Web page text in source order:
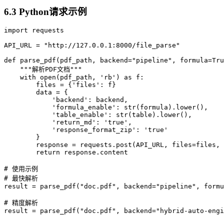
6.3 Python请求示例
import requests
API_URL = "http://127.0.0.1:8000/file_parse"
def parse_pdf(pdf_path, backend="pipeline",
    """解析PDF文档"""
    with open(pdf_path, 'rb') as f:
        files = {'files': f}
        data = {
            'backend': backend,
            'formula_enable': str(formula).lower(),
            'table_enable': str(table).lower(),
            'return_md': 'true',
            'response_format_zip': 'true'
        }
response = requests.post(API_URL, files=files,
        return response.content
# 使用示例
# 最快解析
result = parse_pdf("doc.pdf", backend="pipeline",
# 精度解析
result = parse_pdf("doc.pdf", backend="hybrid-auto-